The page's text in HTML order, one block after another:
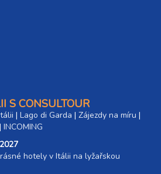
S CONSULTOUR
| Lago di Garda | Zájezdy na míru |
| INCOMING
hotely v Itálii na lyžařskou